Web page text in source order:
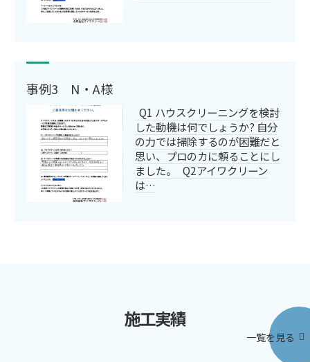
事例3 N・A様
Q1 ハウスクリーニングを検討
した動機は何でしょうか? 自分
の力では掃除するのが困難だと
思い、プロのカに頼ることにし
ました。 Q2アイワクリーン
は…
施工実績
一覧を見る